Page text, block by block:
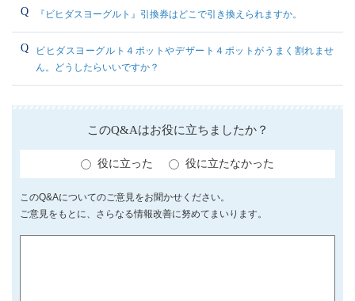
『ビヒダスヨーグルト』引換券はどこで引き換えられますか。
ビヒダスヨーグルト４ポットやデザート４ポットがうまく割れませ
ん。どうしたらいいですか？
このQ&Aはお役に立ちましたか？
役に立った 役に立たなかった
このQ&Aについてのご意見をお聞かせください。
ご意見をもとに、さらなる情報改善に努めてまいります。